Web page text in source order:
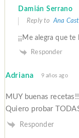
Damián Serrano
Reply toAna
¡¡Me alegra que
Responder
Adriana 9 años ago
MUY buenas
Quiero probar
Responder